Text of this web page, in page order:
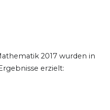
2017 wurden in
erzielt: